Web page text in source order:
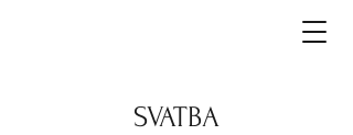
SVATBA